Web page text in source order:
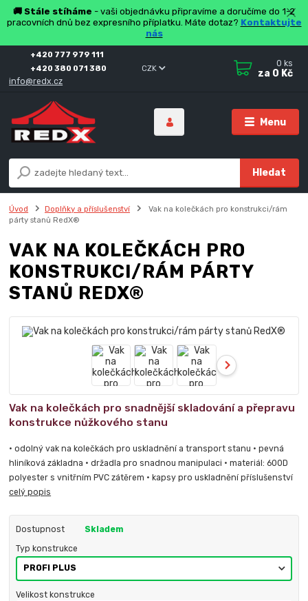
🚚 Stále stíháme - vaši objednávku připravíme a doručíme do 1-2
pracovních dnů bez expresního příplatku. Máte dotaz? Kontaktujte
nás
Menu
CZK
Hledat
+420 777 979 111
+420 380 071 380
info@redx.cz
0 ks
za 0 Kč
Úvod Doplňky a příslušenství
Vak na kolečkách pro konstrukci/rám
párty stanů RedX®
VAK NA KOLEČKÁCH PRO
KONSTRUKCI/RÁM PÁRTY
STANŮ REDX®
Vak na kolečkách pro snadnější skladování a přepravu
konstrukce nůžkového stanu
• odolný vak na kolečkách pro uskladnění a transport stanu • pevná
hliníková základna • držadla pro snadnou manipulaci • materiál: 600D
polyester s vnitřním PVC zátěrem • kapsy pro uskladnění příslušenství
celý popis
Dostupnost Skladem
Typ konstrukce
Velikost konstrukce